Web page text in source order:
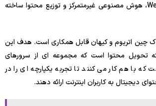
برای ذخیره سازی Web3، هوش مصنوعی غیرمتمرکز و توزیع محتوا ساخته
چین اتریوم و کیهان قابل همکاری است. هدف این
تحویل محتوا است که مجموعه ای از سرورهای
که با هم کار می کنند تا تجربه یکپارچه ای را در
دیجیتال به کاربران اینترنت ارائه دهند.